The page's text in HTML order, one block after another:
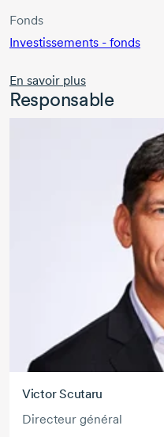
Fonds
Investissements - fonds
En savoir plus
Responsable
Victor Scutaru
Directeur général